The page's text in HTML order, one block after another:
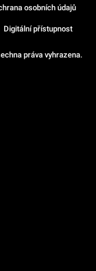
práva vyhrazena.
osobních údajů
Digitální přístupnost